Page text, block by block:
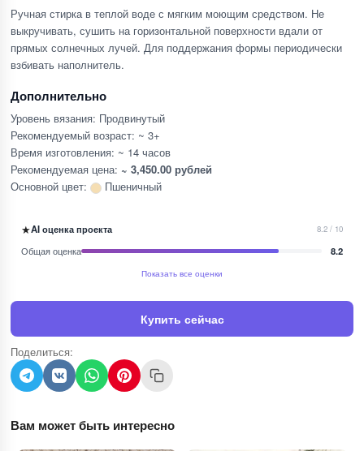
Ручная стирка в теплой воде с мягким моющим средством. Не
выкручивать, сушить на горизонтальной поверхности вдали от
прямых солнечных лучей. Для поддержания формы периодически
взбивать наполнитель.
Дополнительно
Уровень вязания: Продвинутый
Рекомендуемый возраст: ~ 3+
Время изготовления: ~ 14 часов
Рекомендуемая цена: ~ 3,450.00 рублей
Основной цвет:
Пшеничный
★AI оценка проекта 8.2 / 10
Общая оценка 8.2
Показать все оценки
Купить сейчас
Поделиться:
Вам может быть интересно